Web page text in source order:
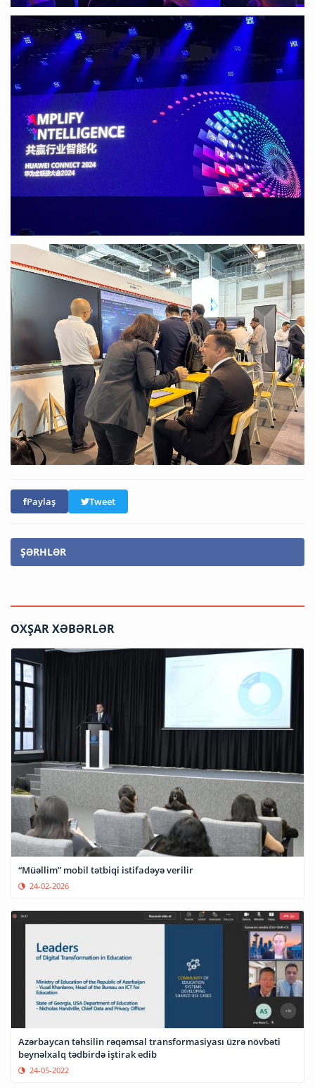
Paylaş Tweet
ŞƏRHLƏR
OXŞAR XƏBƏRLƏR
“Müəllim” mobil tətbiqi istifadəyə verilir
24-02-2026
Azərbaycan təhsilin rəqəmsal transformasiyası üzrə növbəti
beynəlxalq tədbirdə iştirak edib
24-05-2022